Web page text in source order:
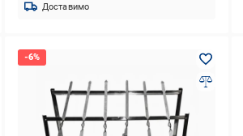
Доставимо